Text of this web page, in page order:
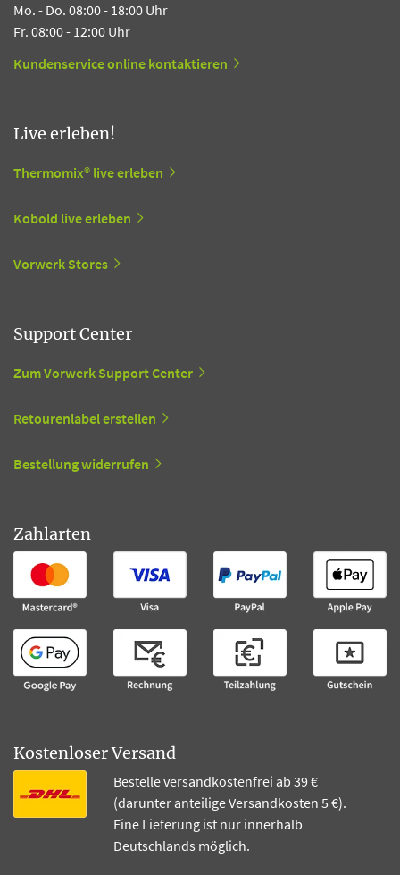
Mo. - Do. 08:00 - 18:00 Uhr
Fr. 08:00 - 12:00 Uhr
Kundenservice online kontaktieren
Live erleben!
Thermomix® live erleben
Kobold live erleben
Vorwerk Stores
Support Center
Zum Vorwerk Support Center
Retourenlabel erstellen
Bestellung widerrufen
Zahlarten
Kostenloser Versand
Bestelle versandkostenfrei ab 39 €
(darunter anteilige Versandkosten 5 €).
Eine Lieferung ist nur innerhalb
Deutschlands möglich.